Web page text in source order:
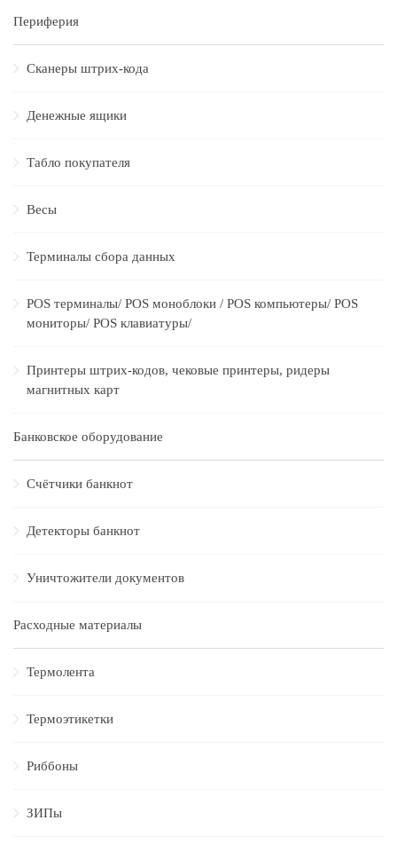
Периферия
Сканеры штрих-кода
Денежные ящики
Табло покупателя
Весы
Терминалы сбора данных
POS терминалы/ POS моноблоки / POS компьютеры/ POS
мониторы/ POS клавиатуры/
Принтеры штрих-кодов, чековые принтеры, ридеры
магнитных карт
Банковское оборудование
Счётчики банкнот
Детекторы банкнот
Уничтожители документов
Расходные материалы
Термолента
Термоэтикетки
Риббоны
ЗИПы